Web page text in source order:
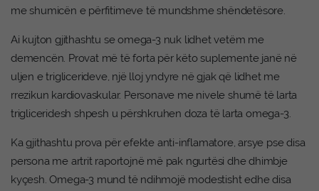
me shumicën e përfitimeve të mundshme shëndetësore.
Ai kujton gjithashtu se omega-3 nuk lidhet vetëm me
demencën. Provat më të forta për këto suplemente janë në
uljen e triglicerideve, një lloj yndyre në gjak që lidhet me
rrezikun kardiovaskular. Personave me nivele shumë të larta
trigliceridesh shpesh u përshkruhen doza të larta omega-3.
Ka gjithashtu prova për efekte anti-inflamatore, arsye pse disa
persona me artrit raportojnë më pak ngurtësi dhe dhimbje
kyçesh. Omega-3 mund të ndihmojë modestisht edhe disa